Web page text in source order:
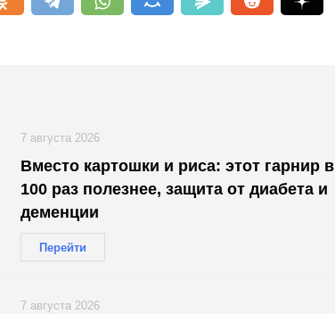
Вместо картошки и риса: этот гарнир в
100 раз полезнее, защита от диабета и
деменции
Перейти
7 августа 2026
7 августа 2026